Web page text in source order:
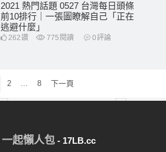
2021 熱門話題 0527 台灣每日頭條
前10排行｜一張圖瞭解自己「正在
逃避什麼」
262讚 775 閱讀 0評論
2 8 下一頁
一起懶人包 - 17LB.cc